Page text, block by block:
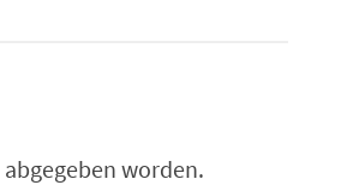
abgegeben worden.